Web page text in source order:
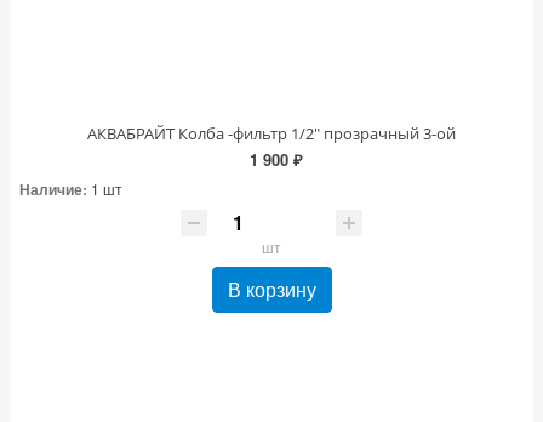
АКВАБРАЙТ Колба -фильтр 1/2" прозрачный 3-ой
1 900 ₽
Наличие: 1 шт
шт
В корзину